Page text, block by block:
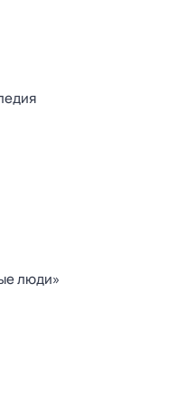
люди»